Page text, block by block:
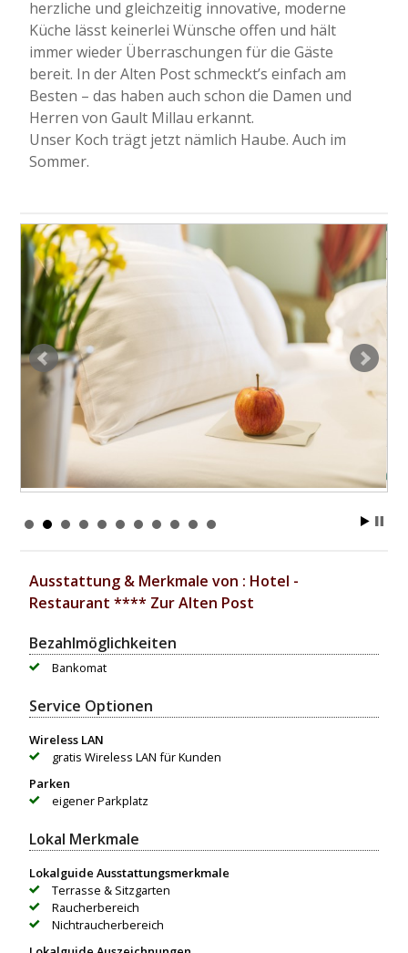
herzliche und gleichzeitig innovative, moderne
Küche lässt keinerlei Wünsche offen und hält
immer wieder Überraschungen für die Gäste
bereit. In der Alten Post schmeckt’s einfach am
Besten – das haben auch schon die Damen und
Herren von Gault Millau erkannt.
Unser Koch trägt jetzt nämlich Haube. Auch im
Sommer.
Ausstattung & Merkmale von : Hotel -
Restaurant **** Zur Alten Post
Bezahlmöglichkeiten
Bankomat
Service Optionen
Wireless LAN
gratis Wireless LAN für Kunden
Parken
eigener Parkplatz
Lokal Merkmale
Lokalguide Ausstattungsmerkmale
Terrasse & Sitzgarten
Raucherbereich
Nichtraucherbereich